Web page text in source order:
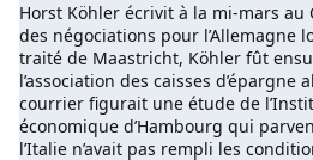
Horst Köhler écrivit à la mi-mars au
des négociations pour l’Allemagne
traité de Maastricht, Köhler fût
l’association des caisses d’épargne
courrier figurait une étude de
économique d’Hambourg qui
l’Italie n’avait pas rempli les